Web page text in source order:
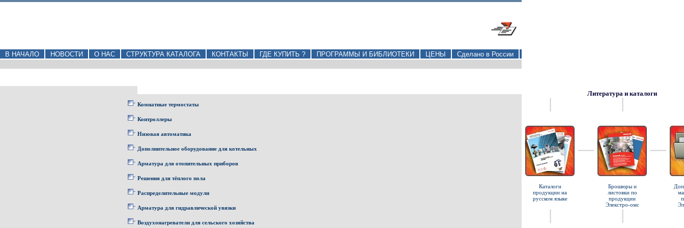
В НАЧАЛО НОВОСТИ О НАС СТРУКТУРА КАТАЛОГА КОНТАКТЫ ГДЕ КУПИТЬ ? ПРОГРАММЫ И БИБЛИОТЕКИ ЦЕНЫ Сделано в России
Комнатные термостаты
Контроллеры
Низовая автоматика
Дополнительное оборудование для котельных
Арматура для отопительных приборов
Решения для тёплого пола
Распределительные модули
Арматура для гидравлической увязки
Воздухонагреватели для сельского хозяйства
Литература и каталоги
Каталоги
продукции на
русском языке
Брошюры и
листовки по
продукции
Элекстро-омс